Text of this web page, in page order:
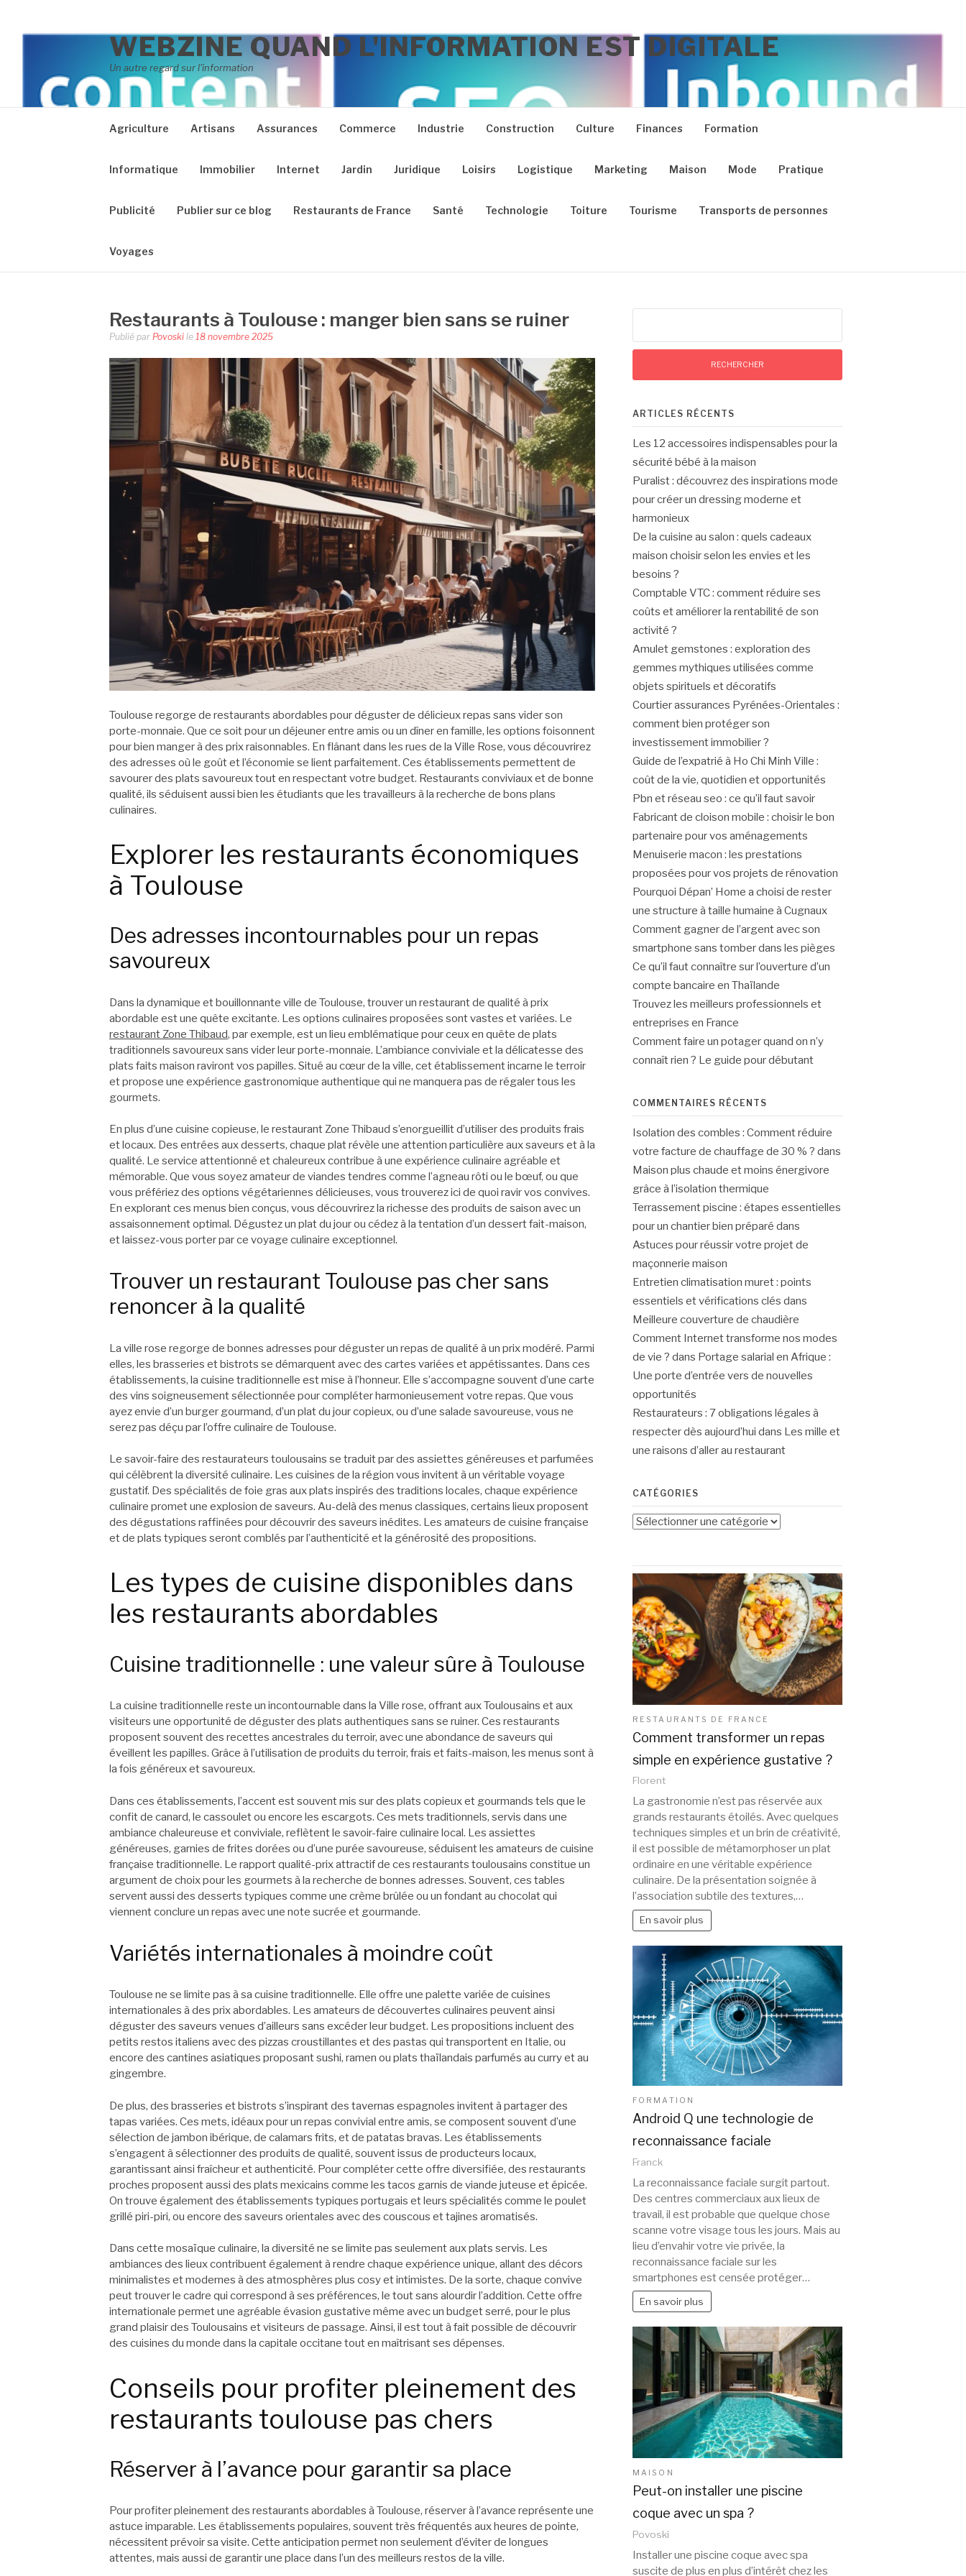
contenu
WEBZINE QUAND L'INFORMATION EST DIGITALE
Un autre regard sur l'information
Agriculture Artisans Assurances Commerce Industrie Construction Culture Finances Formation
Informatique Immobilier Internet Jardin Juridique Loisirs Logistique Marketing Maison Mode Pratique
Publicité Publier sur ce blog Restaurants de France Santé Technologie Toiture Tourisme Transports de personnes
Voyages
Restaurants à Toulouse : manger bien sans se ruiner
Publié par Povoski le 18 novembre 2025
Toulouse regorge de restaurants abordables pour déguster de délicieux repas sans vider son
porte-monnaie. Que ce soit pour un déjeuner entre amis ou un dîner en famille, les options foisonnent
pour bien manger à des prix raisonnables. En flânant dans les rues de la Ville Rose, vous découvrirez
des adresses où le goût et l’économie se lient parfaitement. Ces établissements permettent de
savourer des plats savoureux tout en respectant votre budget. Restaurants conviviaux et de bonne
qualité, ils séduisent aussi bien les étudiants que les travailleurs à la recherche de bons plans
culinaires.
Explorer les restaurants économiques
à Toulouse
Des adresses incontournables pour un repas
savoureux
Dans la dynamique et bouillonnante ville de Toulouse, trouver un restaurant de qualité à prix
abordable est une quête excitante. Les options culinaires proposées sont vastes et variées. Le
restaurant Zone Thibaud, par exemple, est un lieu emblématique pour ceux en quête de plats
traditionnels savoureux sans vider leur porte-monnaie. L’ambiance conviviale et la délicatesse des
plats faits maison raviront vos papilles. Situé au cœur de la ville, cet établissement incarne le terroir
et propose une expérience gastronomique authentique qui ne manquera pas de régaler tous les
gourmets.
En plus d’une cuisine copieuse, le restaurant Zone Thibaud s’enorgueillit d’utiliser des produits frais
et locaux. Des entrées aux desserts, chaque plat révèle une attention particulière aux saveurs et à la
qualité. Le service attentionné et chaleureux contribue à une expérience culinaire agréable et
mémorable. Que vous soyez amateur de viandes tendres comme l’agneau rôti ou le bœuf, ou que
vous préfériez des options végétariennes délicieuses, vous trouverez ici de quoi ravir vos convives.
En explorant ces menus bien conçus, vous découvrirez la richesse des produits de saison avec un
assaisonnement optimal. Dégustez un plat du jour ou cédez à la tentation d’un dessert fait-maison,
et laissez-vous porter par ce voyage culinaire exceptionnel.
Trouver un restaurant Toulouse pas cher sans
renoncer à la qualité
La ville rose regorge de bonnes adresses pour déguster un repas de qualité à un prix modéré. Parmi
elles, les brasseries et bistrots se démarquent avec des cartes variées et appétissantes. Dans ces
établissements, la cuisine traditionnelle est mise à l’honneur. Elle s’accompagne souvent d’une carte
des vins soigneusement sélectionnée pour compléter harmonieusement votre repas. Que vous
ayez envie d’un burger gourmand, d’un plat du jour copieux, ou d’une salade savoureuse, vous ne
serez pas déçu par l’offre culinaire de Toulouse.
Le savoir-faire des restaurateurs toulousains se traduit par des assiettes généreuses et parfumées
qui célèbrent la diversité culinaire. Les cuisines de la région vous invitent à un véritable voyage
gustatif. Des spécialités de foie gras aux plats inspirés des traditions locales, chaque expérience
culinaire promet une explosion de saveurs. Au-delà des menus classiques, certains lieux proposent
des dégustations raffinées pour découvrir des saveurs inédites. Les amateurs de cuisine française
et de plats typiques seront comblés par l’authenticité et la générosité des propositions.
Les types de cuisine disponibles dans
les restaurants abordables
Cuisine traditionnelle : une valeur sûre à Toulouse
La cuisine traditionnelle reste un incontournable dans la Ville rose, offrant aux Toulousains et aux
visiteurs une opportunité de déguster des plats authentiques sans se ruiner. Ces restaurants
proposent souvent des recettes ancestrales du terroir, avec une abondance de saveurs qui
éveillent les papilles. Grâce à l’utilisation de produits du terroir, frais et faits-maison, les menus sont à
la fois généreux et savoureux.
Dans ces établissements, l’accent est souvent mis sur des plats copieux et gourmands tels que le
confit de canard, le cassoulet ou encore les escargots. Ces mets traditionnels, servis dans une
ambiance chaleureuse et conviviale, reflètent le savoir-faire culinaire local. Les assiettes
généreuses, garnies de frites dorées ou d’une purée savoureuse, séduisent les amateurs de cuisine
française traditionnelle. Le rapport qualité-prix attractif de ces restaurants toulousains constitue un
argument de choix pour les gourmets à la recherche de bonnes adresses. Souvent, ces tables
servent aussi des desserts typiques comme une crème brûlée ou un fondant au chocolat qui
viennent conclure un repas avec une note sucrée et gourmande.
Variétés internationales à moindre coût
Toulouse ne se limite pas à sa cuisine traditionnelle. Elle offre une palette variée de cuisines
internationales à des prix abordables. Les amateurs de découvertes culinaires peuvent ainsi
déguster des saveurs venues d’ailleurs sans excéder leur budget. Les propositions incluent des
petits restos italiens avec des pizzas croustillantes et des pastas qui transportent en Italie, ou
encore des cantines asiatiques proposant sushi, ramen ou plats thaïlandais parfumés au curry et au
gingembre.
De plus, des brasseries et bistrots s’inspirant des tavernas espagnoles invitent à partager des
tapas variées. Ces mets, idéaux pour un repas convivial entre amis, se composent souvent d’une
sélection de jambon ibérique, de calamars frits, et de patatas bravas. Les établissements
s’engagent à sélectionner des produits de qualité, souvent issus de producteurs locaux,
garantissant ainsi fraîcheur et authenticité. Pour compléter cette offre diversifiée, des restaurants
proches proposent aussi des plats mexicains comme les tacos garnis de viande juteuse et épicée.
On trouve également des établissements typiques portugais et leurs spécialités comme le poulet
grillé piri-piri, ou encore des saveurs orientales avec des couscous et tajines aromatisés.
Dans cette mosaïque culinaire, la diversité ne se limite pas seulement aux plats servis. Les
ambiances des lieux contribuent également à rendre chaque expérience unique, allant des décors
minimalistes et modernes à des atmosphères plus cosy et intimistes. De la sorte, chaque convive
peut trouver le cadre qui correspond à ses préférences, le tout sans alourdir l’addition. Cette offre
internationale permet une agréable évasion gustative même avec un budget serré, pour le plus
grand plaisir des Toulousains et visiteurs de passage. Ainsi, il est tout à fait possible de découvrir
des cuisines du monde dans la capitale occitane tout en maîtrisant ses dépenses.
Conseils pour profiter pleinement des
restaurants toulouse pas chers
Réserver à l’avance pour garantir sa place
Pour profiter pleinement des restaurants abordables à Toulouse, réserver à l’avance représente une
astuce imparable. Les établissements populaires, souvent très fréquentés aux heures de pointe,
nécessitent prévoir sa visite. Cette anticipation permet non seulement d’éviter de longues
attentes, mais aussi de garantir une place dans l’un des meilleurs restos de la ville.
ARTICLES RÉCENTS
Les 12 accessoires indispensables pour la
sécurité bébé à la maison
Puralist : découvrez des inspirations mode
pour créer un dressing moderne et
harmonieux
De la cuisine au salon : quels cadeaux
maison choisir selon les envies et les
besoins ?
Comptable VTC : comment réduire ses
coûts et améliorer la rentabilité de son
activité ?
Amulet gemstones : exploration des
gemmes mythiques utilisées comme
objets spirituels et décoratifs
Courtier assurances Pyrénées-Orientales :
comment bien protéger son
investissement immobilier ?
Guide de l’expatrié à Ho Chi Minh Ville :
coût de la vie, quotidien et opportunités
Pbn et réseau seo : ce qu’il faut savoir
Fabricant de cloison mobile : choisir le bon
partenaire pour vos aménagements
Menuiserie macon : les prestations
proposées pour vos projets de rénovation
Pourquoi Dépan’ Home a choisi de rester
une structure à taille humaine à Cugnaux
Comment gagner de l’argent avec son
smartphone sans tomber dans les pièges
Ce qu’il faut connaître sur l’ouverture d’un
compte bancaire en Thaïlande
Trouvez les meilleurs professionnels et
entreprises en France
Comment faire un potager quand on n’y
connaît rien ? Le guide pour débutant
COMMENTAIRES RÉCENTS
Isolation des combles : Comment réduire
votre facture de chauffage de 30 % ? dans
Maison plus chaude et moins énergivore
grâce à l’isolation thermique
Terrassement piscine : étapes essentielles
pour un chantier bien préparé dans
Astuces pour réussir votre projet de
maçonnerie maison
Entretien climatisation muret : points
essentiels et vérifications clés dans
Meilleure couverture de chaudière
Comment Internet transforme nos modes
de vie ? dans Portage salarial en Afrique :
Une porte d’entrée vers de nouvelles
opportunités
Restaurateurs : 7 obligations légales à
respecter dès aujourd’hui dans Les mille et
une raisons d’aller au restaurant
CATÉGORIES
Catégories
RESTAURANTS DE FRANCE
Comment transformer un repas
simple en expérience gustative ?
Florent
La gastronomie n’est pas réservée aux
grands restaurants étoilés. Avec quelques
techniques simples et un brin de créativité,
il est possible de métamorphoser un plat
ordinaire en une véritable expérience
culinaire. De la présentation soignée à
l’association subtile des textures,…
En savoir plus
FORMATION
Android Q une technologie de
reconnaissance faciale
Franck
La reconnaissance faciale surgit partout.
Des centres commerciaux aux lieux de
travail, il est probable que quelque chose
scanne votre visage tous les jours. Mais au
lieu d’envahir votre vie privée, la
reconnaissance faciale sur les
smartphones est censée protéger…
En savoir plus
MAISON
Peut-on installer une piscine
coque avec un spa ?
Povoski
Installer une piscine coque avec spa
suscite de plus en plus d’intérêt chez les